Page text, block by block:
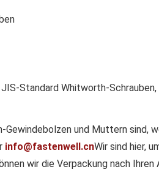
Gewindebolzen und Muttern sind,
info@fastenwell.cnWir sind hier,
wir die Verpackung nach Ihren